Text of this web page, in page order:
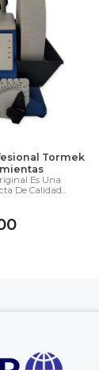
Tormek
Es Una
De Calidad...